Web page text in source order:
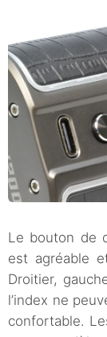
Le bouton de
est agréable
Droitier,
l’index ne
confortable.